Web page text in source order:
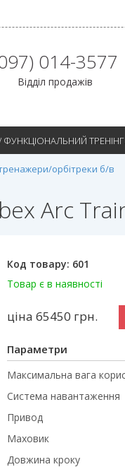
014-3577
Відділ продажів
/ ФУНКЦІОНАЛЬНИЙ
тренажери/орбітреки б/в
Arc
Код товару: 601
Товар є в наявності
ціна 65450 грн.
Параметри
Максимальна вага
Система навантаження
Привод
Маховик
Довжина кроку